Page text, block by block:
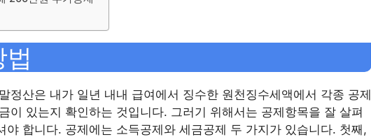
정산은 내가 일년 내내 급여에서 징수한 원천징수세액에서 각종 공제
이 있는지 확인하는 것입니다. 그러기 위해서는 공제항목을 잘 살펴
야 합니다. 공제에는 소득공제와 세금공제 두 가지가 있습니다. 첫째,